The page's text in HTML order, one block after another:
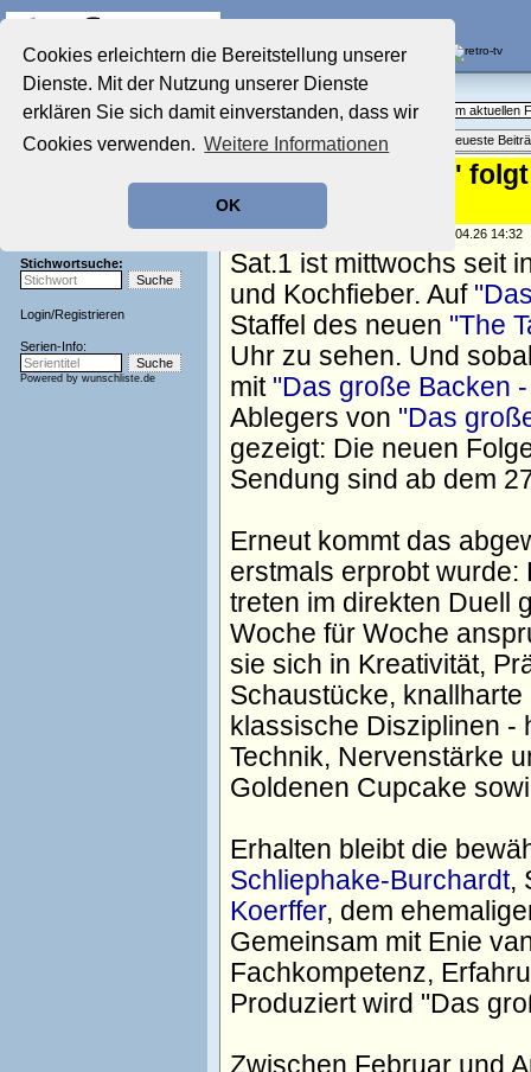
Cookies erleichtern die Bereitstellung unserer
Dienste. Mit der Nutzung unserer Dienste
erklären Sie sich damit einverstanden, dass wir
Cookies verwenden. Weitere Informationen
OK
Startseite
Aktuelles Forum
Film-Forum
Zeichentrick-Forum
Stichwortsuche:
Login/Registrieren
Serien-Info:
Powered by wunschliste.de
Aktuelles Forum
Fragen, Antworten und Meinungen zum aktuellen
Themenübersicht • Neues Thema Neueste
Auf "Promi Taste"
Sicht
geschrieben von: , 29.04.26 14:32
Sat.1 ist mittwochs seit
und Kochfieber. Auf
Staffel des neuen "The
Uhr zu sehen. Und
mit "Das große Backen
Ablegers von "Das
gezeigt: Die neuen
Sendung sind ab dem
Erneut kommt das
erstmals erprobt
treten im direkten Duell
Woche für Woche
sie sich in Kreativität,
Schaustücke,
klassische Disziplinen -
Technik, Nervenstärke
Goldenen Cupcake
Erhalten bleibt die
Schliephake-Burchardt,
Koerffer, dem
Gemeinsam mit Enie
Fachkompetenz,
Produziert wird "Das
Zwischen Februar und